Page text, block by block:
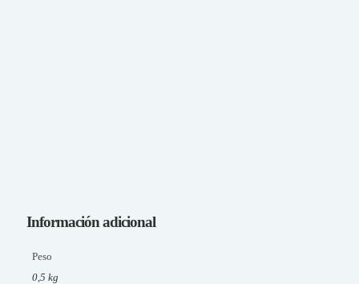
Información adicional
Peso
0,5 kg